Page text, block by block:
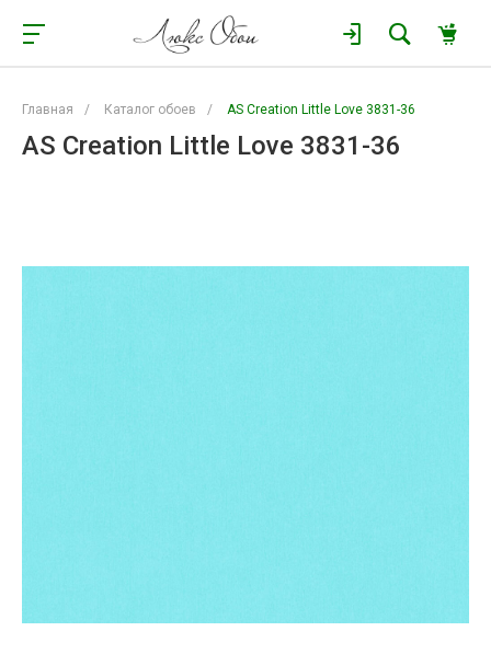
Главная / Каталог обоев / AS Creation Little Love 3831-36
AS Creation Little Love 3831-36